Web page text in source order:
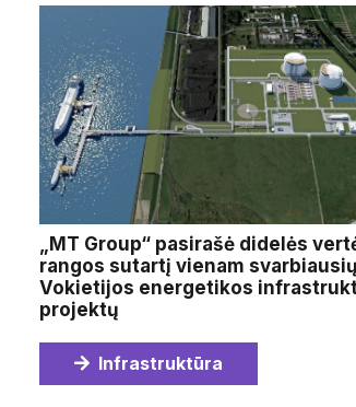
„MT Group“ pasirašė didelės
rangos sutartį vienam svarbiausių
Vokietijos energetikos
projektų
Infrastruktūra